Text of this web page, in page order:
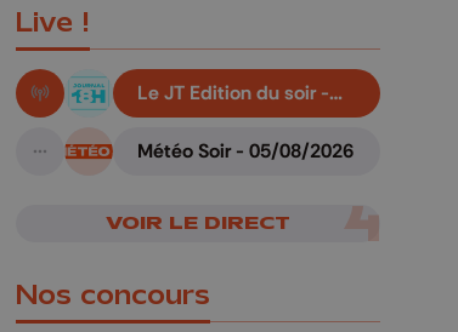
Live !
En live!
Le JT Edition du soir -
A suivre
Météo Soir - 05/08/2026
VOIR LE DIRECT
Nos concours